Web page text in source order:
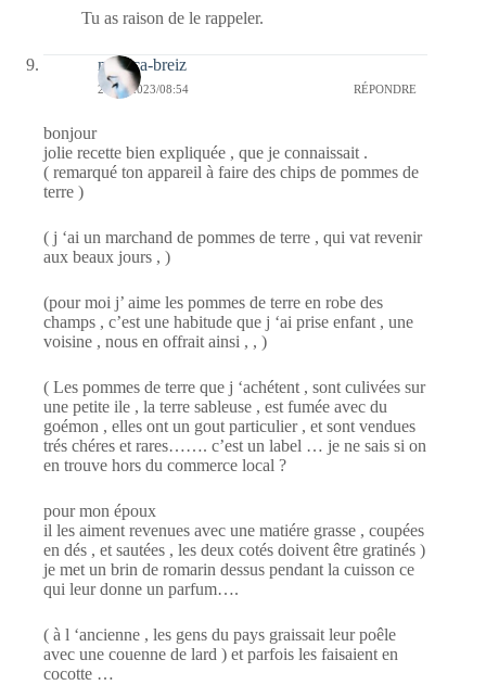
Tu as raison de le rappeler.
monica-breiz
27/02/2023/08:54 RÉPONDRE
bonjour
jolie recette bien expliquée , que je connaissait .
( remarqué ton appareil à faire des chips de pommes de
terre )
( j ‘ai un marchand de pommes de terre , qui vat revenir
aux beaux jours , )
(pour moi j’ aime les pommes de terre en robe des
champs , c’est une habitude que j ‘ai prise enfant , une
voisine , nous en offrait ainsi , , )
( Les pommes de terre que j ‘achétent , sont culivées sur
une petite ile , la terre sableuse , est fumée avec du
goémon , elles ont un gout particulier , et sont vendues
trés chéres et rares……. c’est un label … je ne sais si on
en trouve hors du commerce local ?
pour mon époux
il les aiment revenues avec une matiére grasse , coupées
en dés , et sautées , les deux cotés doivent être gratinés )
je met un brin de romarin dessus pendant la cuisson ce
qui leur donne un parfum….
( à l ‘ancienne , les gens du pays graissait leur poêle
avec une couenne de lard ) et parfois les faisaient en
cocotte …